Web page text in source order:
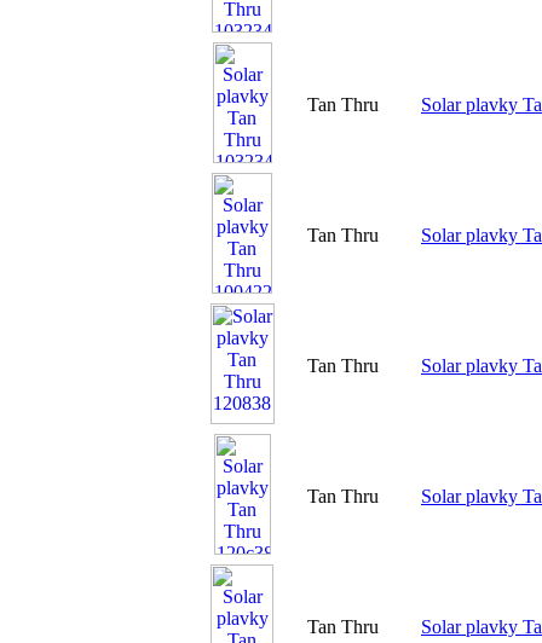
Tan Thru Solar plavky
Tan Thru Solar plavky
Tan Thru Solar plavky
Tan Thru Solar plavky
Tan Thru Solar plavky